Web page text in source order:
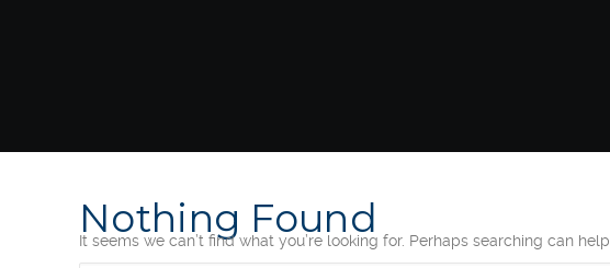
Nothing Found
It seems we can’t find what you’re looking for. Perhaps searching can help.